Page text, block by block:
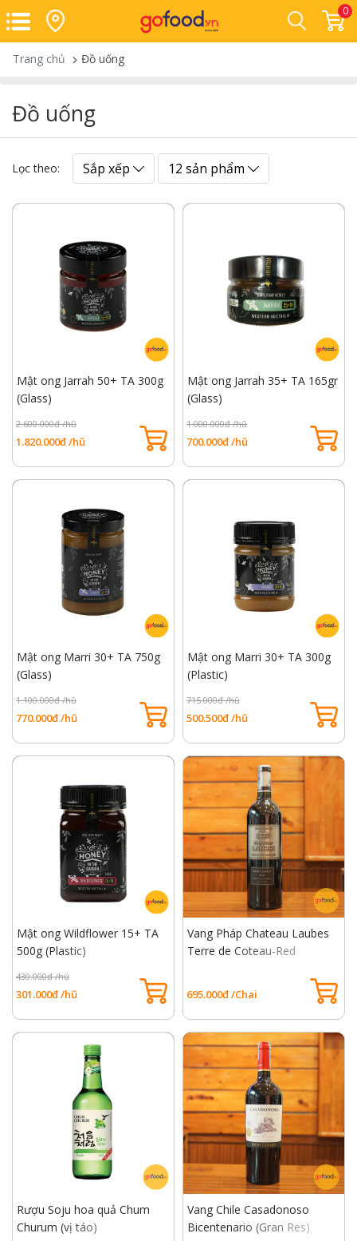
0
Trang chủ Đồ uống
Đồ uống
Lọc theo: Sắp xếp 12 sản phẩm
Mật ong Jarrah 50+ TA 300g
(Glass)
2.600.000đ /hũ
1.820.000đ /hũ
Mật ong Jarrah 35+ TA 165gr
(Glass)
1.000.000đ /hũ
700.000đ /hũ
Mật ong Marri 30+ TA 750g
(Glass)
1.100.000đ /hũ
770.000đ /hũ
Mật ong Marri 30+ TA 300g
(Plastic)
715.000đ /hũ
500.500đ /hũ
Mật ong Wildflower 15+ TA
500g (Plastic)
430.000đ /hũ
301.000đ /hũ
Vang Pháp Chateau Laubes
Terre de Coteau-Red
695.000đ /Chai
Rượu Soju hoa quả Chum
Churum (vị táo)
Vang Chile Casadonoso
Bicentenario (Gran Res)